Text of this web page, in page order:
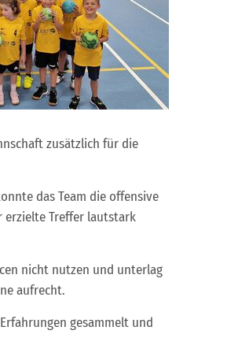
zusätzlich für die
das Team die offensive
erzielte Treffer lautstark
nicht nutzen und unterlag
aufrecht.
gesammelt und